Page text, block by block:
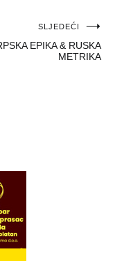
SLJEDEĆI
EPIKA & RUSKA
METRIKA